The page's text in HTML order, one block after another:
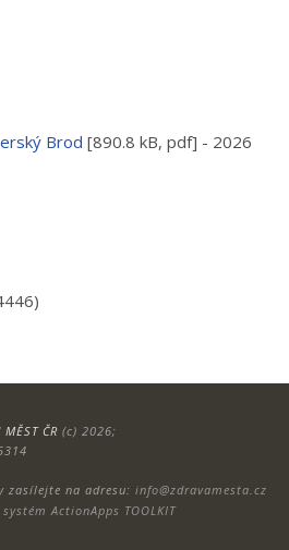
Brod [890.8 kB, pdf] - 2026
zasílejte na adresu: info@zdravamesta.cz
ActionApps TOOLKIT
ČR (c) 2026;